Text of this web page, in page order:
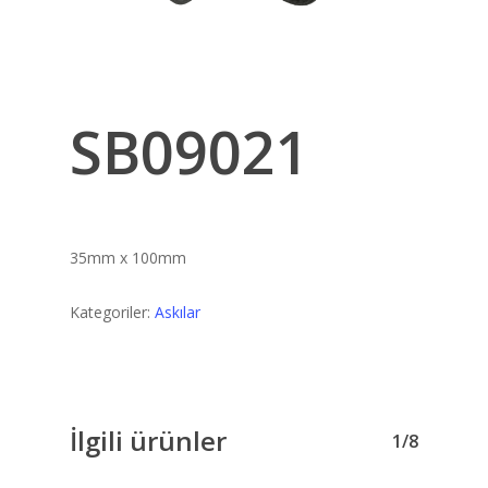
SB09021
35mm x 100mm
Kategoriler: Askılar
İlgili ürünler 1/8